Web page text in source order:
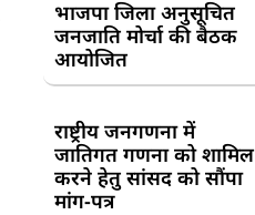
भाजपा जिला अनुसूचित
जनजाति मोर्चा की बैठक
आयोजित
राष्ट्रीय जनगणना में
जातिगत गणना को शामिल
करने हेतु सांसद को सौंपा
मांग-पत्र